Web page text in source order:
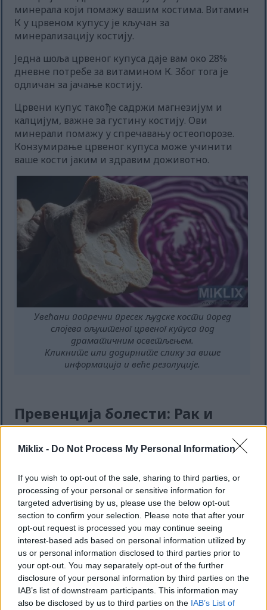
Miklix - Do Not Process My Personal Information
If you wish to opt-out of the sale, sharing to third parties, or
processing of your personal or sensitive information for
targeted advertising by us, please use the below opt-out
section to confirm your selection. Please note that after your
opt-out request is processed you may continue seeing
interest-based ads based on personal information utilized by
us or personal information disclosed to third parties prior to
your opt-out. You may separately opt-out of the further
disclosure of your personal information by third parties on the
IAB’s list of downstream participants. This information may
also be disclosed by us to third parties on the IAB’s List of
минерала који помажу вашим костима. Витамин
К у црвеном купусу је кључан за
минерализацију костију.
Једна шоља црвеног купуса даје вам око 28%
дневне потребе за витамином К. Због тога је
одличан за јачање костију.
Црвени купус такође садржи магнезијум и
калцијум, важне за густину костију. Ови
минерали помажу у спречавању остеопорозе.
Конзумирање црвеног купуса може учинити
ваше кости јаким и здравим доживотно.
Увећани попречни пресек људске кости поред
слојева ољуштеног црвеног купуса под
драматичним осветљењем.
Кликните или додирните слику за више
информација и веће резолуције.
Превенција болести: Рак и
више од тога
рака. Пун је сулфорафана и антоцијанина, који
штите наш организам. Студије показују да
конзумирање пуно крсташног поврћа, попут
црвеног купуса, може смањити ризик од
колоректалног карцинома за 18%.
Ова једињења помажу у спречавању раста
ћелија рака и уклањању штетних материја.
Додавање црвеног купуса у ваше оброке може
их побољшати и помоћи вам да останете
здрави. То је укусан начин за борбу против рака.